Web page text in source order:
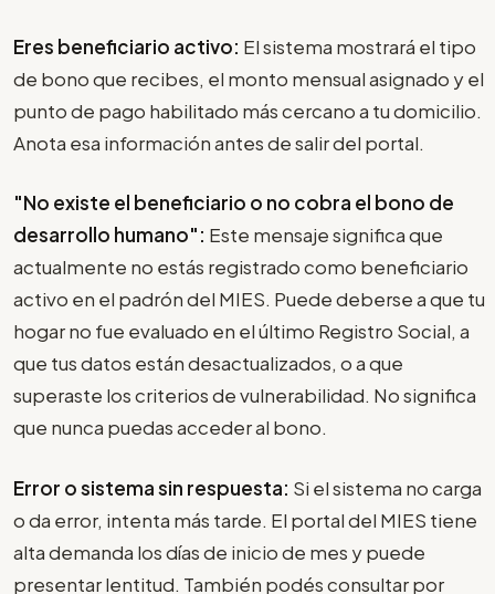
Eres beneficiario activo: El sistema mostrará el tipo
de bono que recibes, el monto mensual asignado y el
punto de pago habilitado más cercano a tu domicilio.
Anota esa información antes de salir del portal.
"No existe el beneficiario o no cobra el bono de
desarrollo humano": Este mensaje significa que
actualmente no estás registrado como beneficiario
activo en el padrón del MIES. Puede deberse a que tu
hogar no fue evaluado en el último Registro Social, a
que tus datos están desactualizados, o a que
superaste los criterios de vulnerabilidad. No significa
que nunca puedas acceder al bono.
Error o sistema sin respuesta: Si el sistema no carga
o da error, intenta más tarde. El portal del MIES tiene
alta demanda los días de inicio de mes y puede
presentar lentitud. También podés consultar por